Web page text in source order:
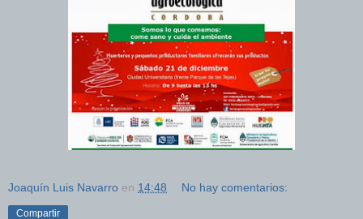
Joaquín Luis Navarro en 14:48 No hay comentarios:
Compartir